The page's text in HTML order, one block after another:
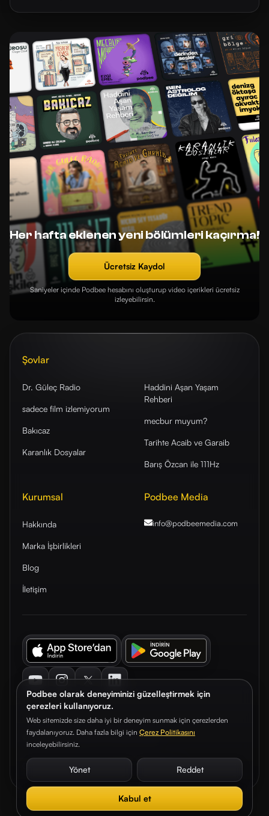
Podbee olarak deneyiminizi güzelleştirmek için
çerezleri kullanıyoruz.
Web sitemizde size daha iyi bir deneyim sunmak için çerezlerden
faydalanıyoruz. Daha fazla bilgi için Çerez Politikasını
inceleyebilirsiniz.
Yönet Reddet
Kabul et
Her hafta eklenen yeni bölümleri kaçırma!
Ücretsiz Kaydol
Saniyeler içinde Podbee hesabını oluşturup video içerikleri ücretsiz
izleyebilirsin.
Şovlar
Dr. Güleç Radio
sadece film izlemiyorum
Bakıcaz
Karanlık Dosyalar
Haddini Aşan Yaşam
Rehberi
mecbur muyum?
Tarihte Acaib ve Garaib
Barış Özcan ile 111Hz
Kurumsal
Hakkında
Marka İşbirlikleri
Blog
İletişim
Podbee Media
info@podbeemedia.com
© 2026. Podbee Media. Tüm hakları saklıdır.
Çerez TercihleriAydınlatma Metni Gizlilik Sözleşmesi